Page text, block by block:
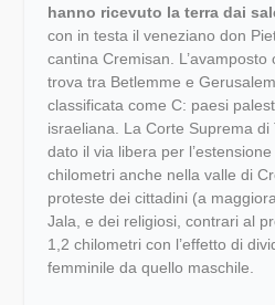
hanno ricevuto la terra dai
con in testa il veneziano don
cantina Cremisan. L’avamposto
trova tra Betlemme e
classificata come C: paesi
israeliana. La Corte Suprema di
dato il via libera per
chilometri anche nella valle di
proteste dei cittadini (a
Jala, e dei religiosi, contrari al
1,2 chilometri con l’effetto di
femminile da quello maschile.